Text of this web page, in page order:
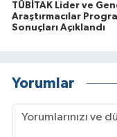
TÜBİTAK Lider ve
Araştırmacılar
Sonuçları Açıklandı
Yorumlar